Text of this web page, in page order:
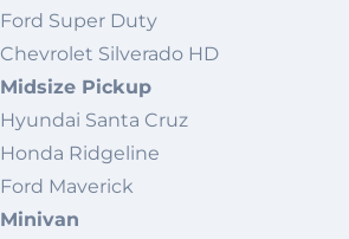
Ford Super Duty
Chevrolet Silverado HD
Midsize Pickup
Hyundai Santa Cruz
Honda Ridgeline
Ford Maverick
Minivan